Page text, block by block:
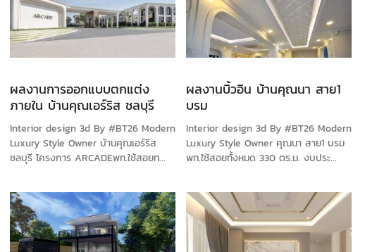
ผลงานการออกแบบตกแต่ง
ภายใน บ้านคุณเอร์ริส ชลบุรี
Interior design 3d By #BT26 Modern
Luxury Style Owner บ้านคุณเอร์ริส
ชลบุรี โครงการ ARCADEพท.ใช้สอยท...
ผลงานบิ้วอิน บ้านคุณนา สาย1
บรม
Interior design 3d By #BT26 Modern
Luxury Style Owner คุณนา สาย1 บรม
พท.ใช้สอยทั้งหมด 330 ตร.ม. งบประ...